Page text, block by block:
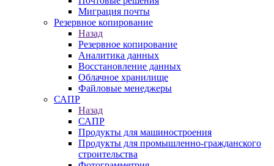
Миграция почты
Резервное копирование
Назад
Резервное копирование
Аналитика данных
Восстановление данных
Облачное хранилище
Файловые менеджеры
САПР
Назад
САПР
Продукты для машиностроения
Продукты для промышленно-гражданского
строительства